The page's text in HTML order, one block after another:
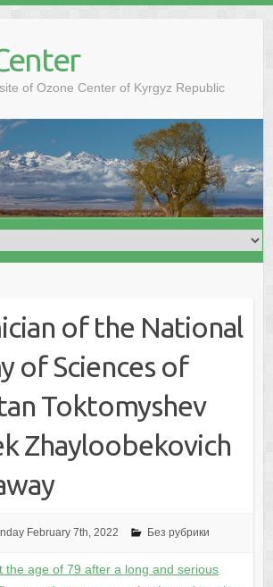
of Ozone Center of Kyrgyz Republic
of the National
of Sciences of
Toktomyshev
Zhayloobekovich
February 7th, 2022 Без рубрики
the age of 79 after a long and serious